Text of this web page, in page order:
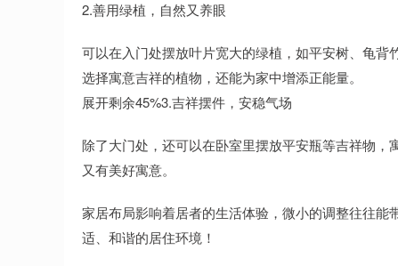
2.善用绿植，自然又养眼
可以在入门处摆放叶片宽大的绿植，如平安树、龟背
选择寓意吉祥的植物，还能为家中增添正能量。
展开剩余45%3.吉祥摆件，安稳气场
除了大门处，还可以在卧室里摆放平安瓶等吉祥物
又有美好寓意。
家居布局影响着居者的生活体验，微小的调整往往
适、和谐的居住环境！